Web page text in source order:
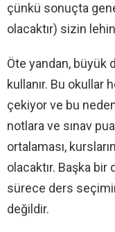
çünkü sonuçta
olacaktır) sizin
Öte yandan, büyük
kullanır. Bu okullar
çekiyor ve bu
notlara ve sınav
ortalaması,
olacaktır. Başka bir
sürece ders
değildir.